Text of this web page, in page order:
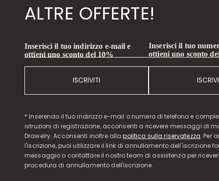
ALTRE OFFERTE!
Inserisci il tuo indirizzo e-mail e
ottieni uno sconto del 10%
ISCRIVITI
Inserisci il tuo
ottieni uno sconto
* Inserendo il tuo indirizzo e-mail o numero di telefono e
istruzioni di registrazione, acconsenti a ricevere messaggi di
Drawelry. Acconsenti inoltre allapolitica sulla riservatezza. Per
l'iscrizione, puoi utilizzare il link di annullamento dell'iscrizione
messaggio o contattare il nostro team di assistenza per
procedura di annullamento dell'iscrizione.